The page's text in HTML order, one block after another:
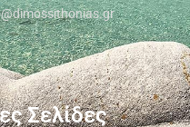
Σελίδες